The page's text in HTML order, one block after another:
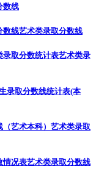
数线
数线艺术类录取分数线
录取分数统计表艺术类录
录取分数线统计表(本
艺术本科） 艺术类录取
情况表艺术类录取分数线